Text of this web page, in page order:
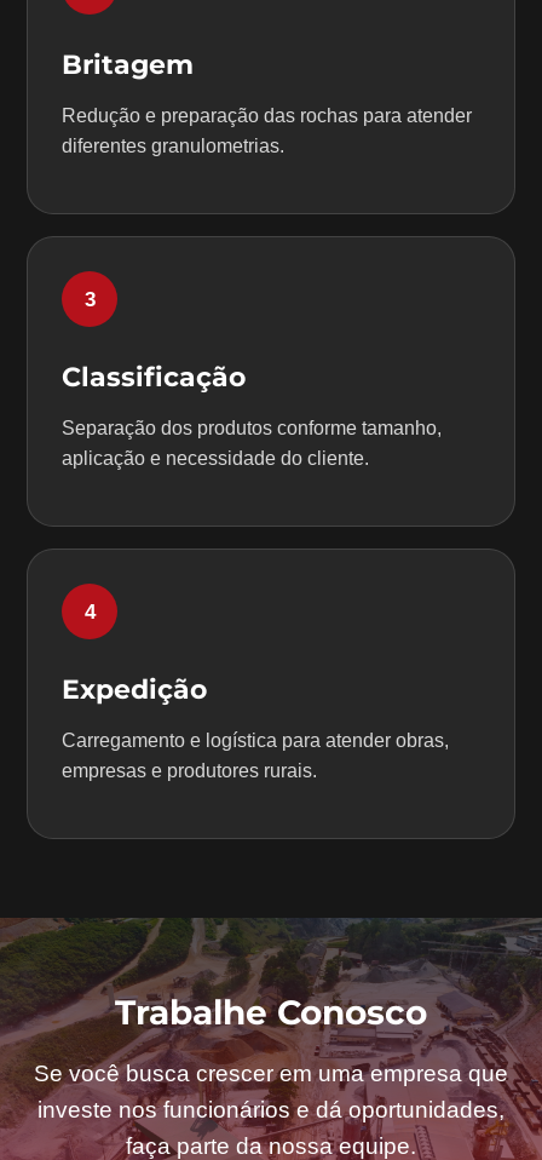
Britagem
Redução e preparação das rochas para atender
diferentes granulometrias.
3
Classificação
Separação dos produtos conforme tamanho,
aplicação e necessidade do cliente.
4
Expedição
Carregamento e logística para atender obras,
empresas e produtores rurais.
Trabalhe Conosco
Se você busca crescer em uma empresa que
investe nos funcionários e dá oportunidades,
faça parte da nossa equipe.